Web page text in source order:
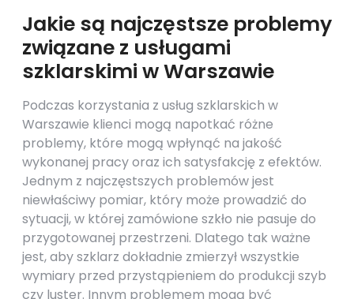
Jakie są najczęstsze problemy
związane z usługami
szklarskimi w Warszawie
Podczas korzystania z usług szklarskich w
Warszawie klienci mogą napotkać różne
problemy, które mogą wpłynąć na jakość
wykonanej pracy oraz ich satysfakcję z efektów.
Jednym z najczęstszych problemów jest
niewłaściwy pomiar, który może prowadzić do
sytuacji, w której zamówione szkło nie pasuje do
przygotowanej przestrzeni. Dlatego tak ważne
jest, aby szklarz dokładnie zmierzył wszystkie
wymiary przed przystąpieniem do produkcji szyb
czy luster. Innym problemem mogą być